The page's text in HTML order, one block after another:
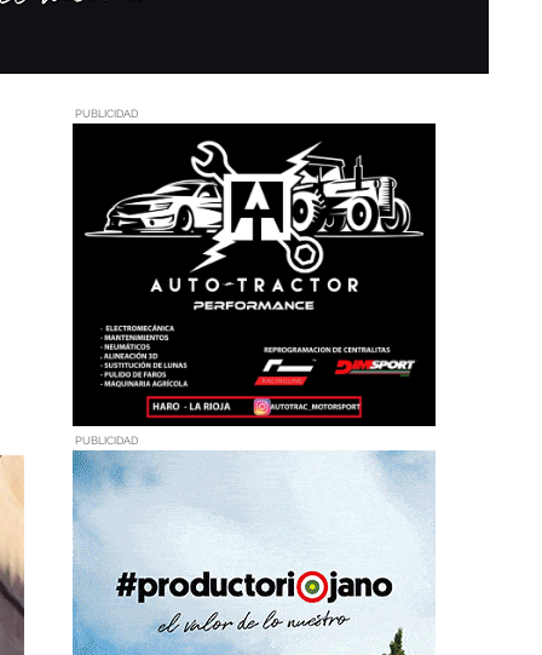
PUBLICIDAD
PUBLICIDAD